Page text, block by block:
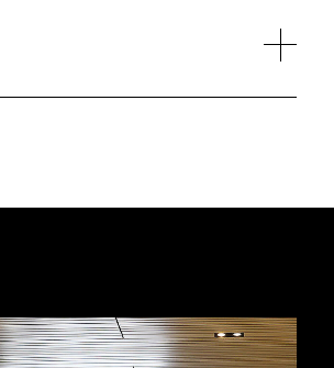
ktoré nielen skvele